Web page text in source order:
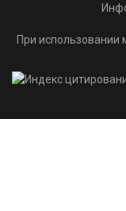
При использовании